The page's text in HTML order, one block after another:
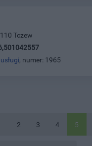
Tczew
, numer: 1965
2 3 4 5